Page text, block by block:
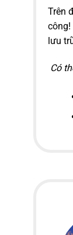
Trên
công!
lưu
Có